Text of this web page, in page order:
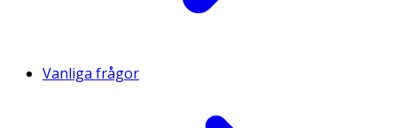
Vanliga frågor